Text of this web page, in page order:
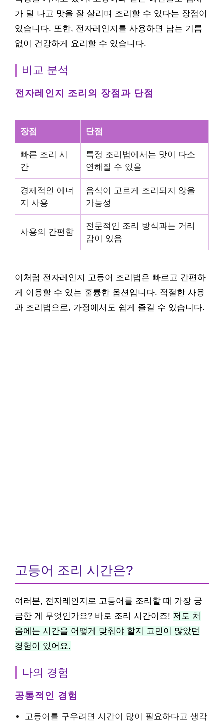
가 덜 나고 맛을 잘 살리며 조리할 수 있다는 장점이
있습니다. 또한, 전자레인지를 사용하면 남는 기름
없이 건강하게 요리할 수 있습니다.
비교 분석
전자레인지 조리의 장점과 단점
장점 단점
빠른 조리 시
간
특정 조리법에서는 맛이 다소
연해질 수 있음
경제적인 에너
지 사용
음식이 고르게 조리되지 않을
가능성
사용의 간편함
전문적인 조리 방식과는 거리
감이 있음
이처럼 전자레인지 고등어 조리법은 빠르고 간편하
게 이용할 수 있는 훌륭한 옵션입니다. 적절한 사용
과 조리법으로, 가정에서도 쉽게 즐길 수 있습니다.
고등어 조리 시간은?
여러분, 전자레인지로 고등어를 조리할 때 가장 궁
금한 게 무엇인가요? 바로 조리 시간이죠! 저도 처
음에는 시간을 어떻게 맞춰야 할지 고민이 많았던
경험이 있어요.
나의 경험
공통적인 경험
고등어를 구우려면 시간이 많이 필요하다고 생각